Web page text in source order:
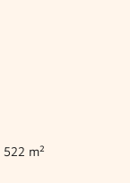
m²